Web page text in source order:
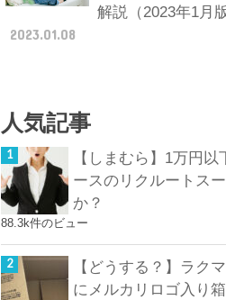
解説（2023年1月版
2023.01.08
人気記事
【しまむら】1万円以
ースのリクルートス
か？
88.3k件のビュー
【どうする？】ラク
にメルカリロゴ入り